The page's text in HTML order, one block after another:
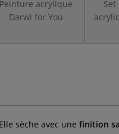
Peinture acrylique
Darwi for You
sèche avec une finition